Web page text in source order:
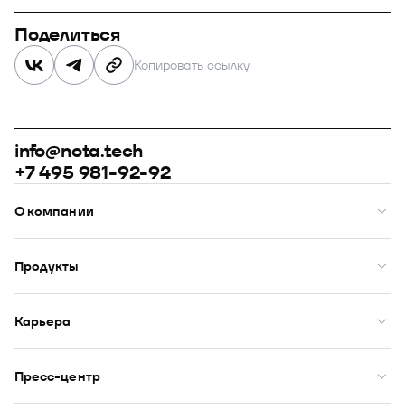
Поделиться
Копировать ссылку
info@nota.tech
+7 495 981-92-92
О компании
О нас
Премии
Рейтинги
Кейсы
Закупки
ИТ-аккредитация
Продукты
Модус
Купол
Сфера
Визор
Юнион
Оазис
Карьера
Вакансии
Бенефиты
Начало карьеры
Пресс-центр